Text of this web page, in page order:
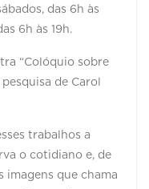
das 6h às
6h às 19h.
“Colóquio sobre
de Carol
trabalhos a
o cotidiano e, de
imagens que chama